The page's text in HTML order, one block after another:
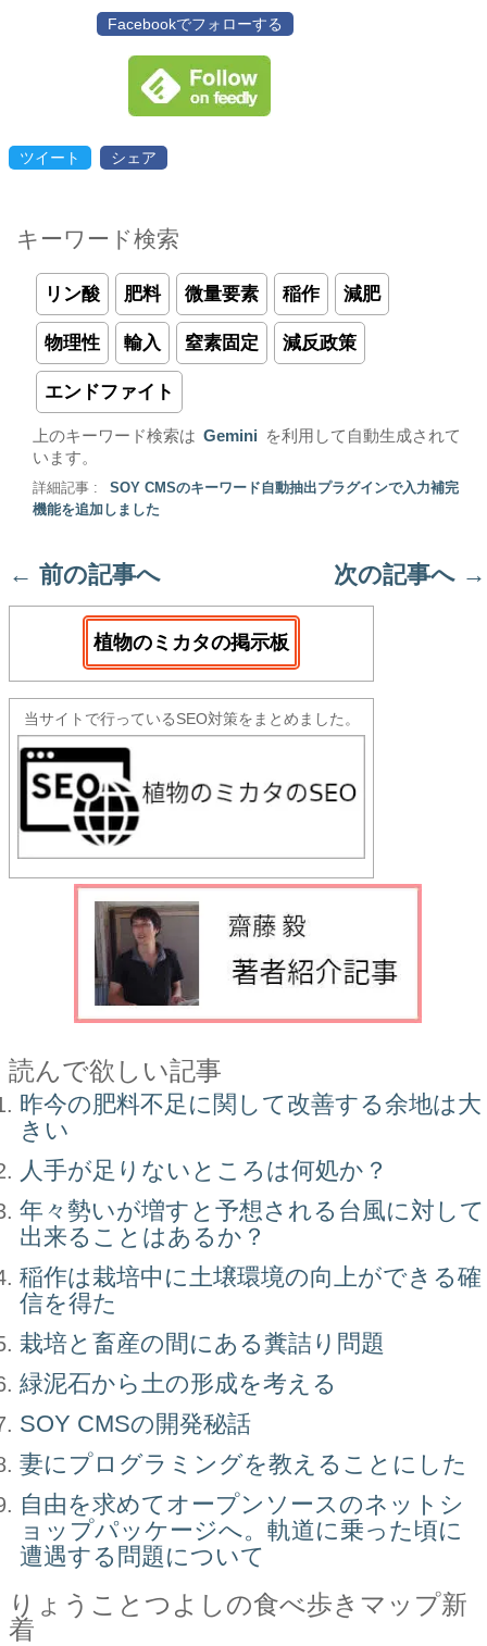
Facebookでフォローする
ツイート シェア
キーワード検索
リン酸 肥料 微量要素 稲作 減肥
物理性 輸入 窒素固定 減反政策
エンドファイト
上のキーワード検索は Gemini
を利用して自動生成されて
います。
詳細記事 :
SOY CMSのキーワード自動抽出プラグインで入力補完
機能を追加しました
← 前の記事へ 次の記事へ →
植物のミカタの掲示板
当サイトで行っているSEO対策をまとめました。
読んで欲しい記事
昨今の肥料不足に関して改善する余地は大
きい
人手が足りないところは何処か？
年々勢いが増すと予想される台風に対して
出来ることはあるか？
稲作は栽培中に土壌環境の向上ができる確
信を得た
栽培と畜産の間にある糞詰り問題
緑泥石から土の形成を考える
SOY CMSの開発秘話
妻にプログラミングを教えることにした
自由を求めてオープンソースのネットシ
ョップパッケージへ。軌道に乗った頃に
遭遇する問題について
りょうことつよしの食べ歩きマップ新
着